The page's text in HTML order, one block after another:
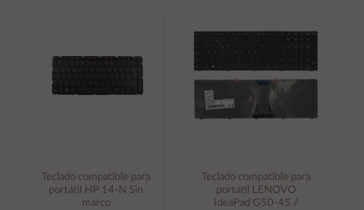
carrito
Teclado compatible para
portátil HP 14-N Sin
marco
Teclado compatible para
portátil LENOVO
IdeaPad G50-45 /